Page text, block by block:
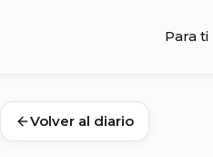
Para ti
Volver al diario